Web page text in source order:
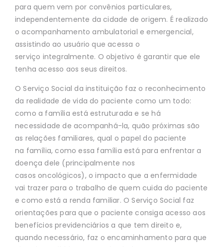
para quem vem por convênios particulares,
independentemente da cidade de origem. É realizado
o acompanhamento ambulatorial e emergencial,
assistindo ao usuário que acessa o
serviço integralmente. O objetivo é garantir que ele
tenha acesso aos seus direitos.
O Serviço Social da instituição faz o reconhecimento
da realidade de vida do paciente como um todo:
como a família está estruturada e se há
necessidade de acompanhá-la, quão próximas são
as relações familiares, qual o papel do paciente
na família, como essa família está para enfrentar a
doença dele (principalmente nos
casos oncológicos), o impacto que a enfermidade
vai trazer para o trabalho de quem cuida do paciente
e como está a renda familiar. O Serviço Social faz
orientações para que o paciente consiga acesso aos
benefícios previdenciários a que tem direito e,
quandonecessário, faz o encaminhamento para que